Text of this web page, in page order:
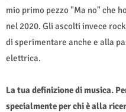
mio primo pezzo "Ma no" che
nel 2020. Gli ascolti invece
di sperimentare anche e alla
elettrica.
La tua definizione di musica.
specialmente per chi è alla